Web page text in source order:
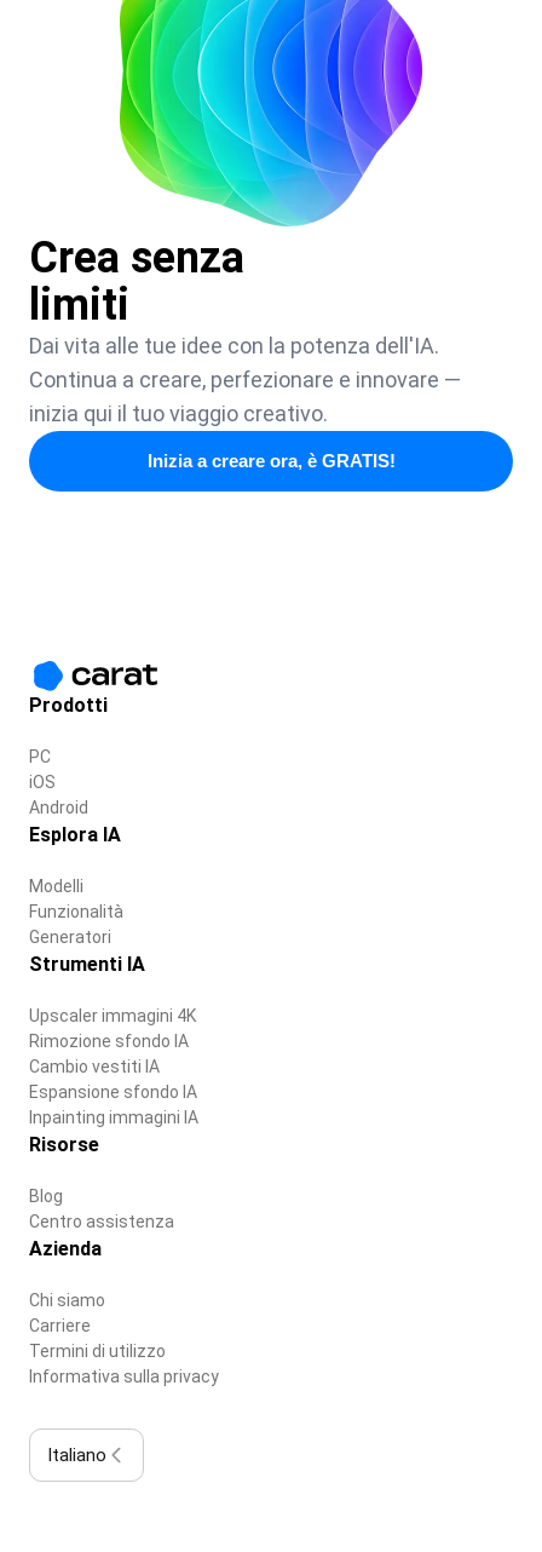
Crea senza
limiti
Dai vita alle tue idee con la potenza dell'IA.
Continua a creare, perfezionare e innovare —
inizia qui il tuo viaggio creativo.
Inizia a creare ora, è GRATIS!
Prodotti
PC
iOS
Android
Esplora IA
Modelli
Funzionalità
Generatori
Strumenti IA
Upscaler immagini 4K
Rimozione sfondo IA
Cambio vestiti IA
Espansione sfondo IA
Inpainting immagini IA
Risorse
Blog
Centro assistenza
Azienda
Chi siamo
Carriere
Termini di utilizzo
Informativa sulla privacy
Italiano